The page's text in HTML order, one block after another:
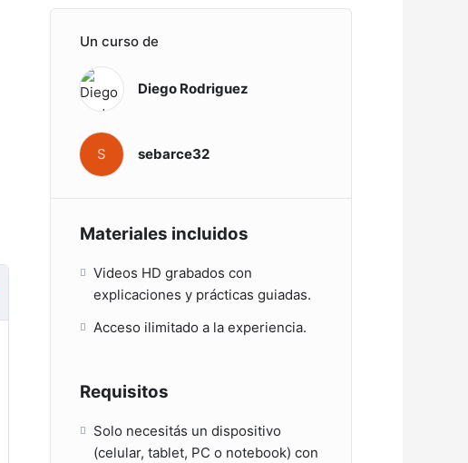
Un curso de
Diego Rodriguez
S sebarce32
Materiales incluidos
Videos HD grabados con
explicaciones y prácticas guiadas.
Acceso ilimitado a la experiencia.
Requisitos
Solo necesitás un dispositivo
(celular, tablet, PC o notebook) con